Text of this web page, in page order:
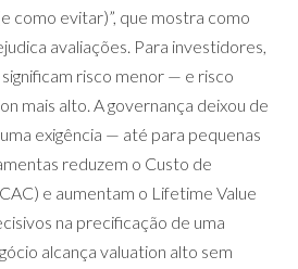
como evitar)”, que mostra como
avaliações. Para investidores,
risco menor — e risco
mais alto. A governança deixou de
exigência — até para pequenas
reduzem o Custo de
e aumentam o Lifetime Value
na precificação de uma
alcança valuation alto sem